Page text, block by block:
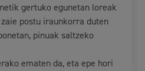
gertuko egunetan loreak
postu iraunkorra duten
pinuak saltzeko
ematen da, eta epe hori